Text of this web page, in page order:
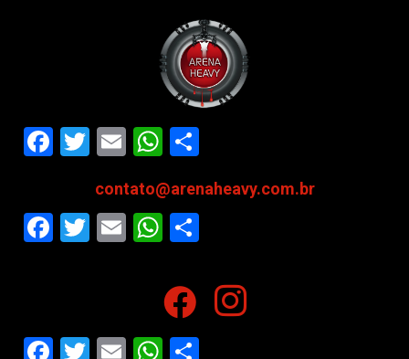
Facebook
Twitter
EmailWhatsApp
contato@arenaheavy.com.br
Facebook
Twitter
EmailWhatsApp
Facebook
Twitter
EmailWhatsApp